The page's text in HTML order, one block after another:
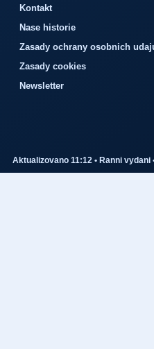
Kontakt
Nase historie
Zasady ochrany osobnich
Zasady cookies
Newsletter
Aktualizovano 11:12 • Ranni vydani